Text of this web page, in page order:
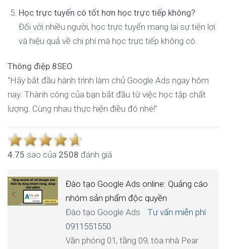
Học trực tuyến có tốt hơn học trực tiếp không?
Đối với nhiều người, học trực tuyến mang lại sự tiện lợi
và hiệu quả về chi phí mà học trực tiếp không có.
Thông điệp 8SEO
“Hãy bắt đầu hành trình làm chủ Google Ads ngay hôm
nay. Thành công của bạn bắt đầu từ việc học tập chất
lượng. Cùng nhau thực hiện điều đó nhé!”
4.75 sao của 2508 đánh giá
Đào tạo Google Ads online: Quảng cáo
nhóm sản phẩm độc quyền
Đào tạo Google Ads
Tư vấn miễn phí
0911551550
Văn phòng 01, tầng 09, tòa nhà Pear